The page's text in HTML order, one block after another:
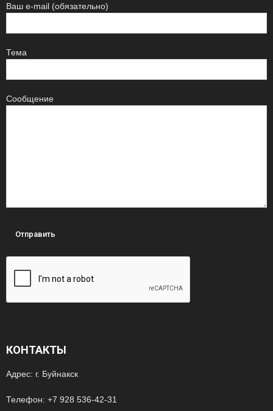
Ваш e-mail (обязательно)
Тема
Сообщение
КОНТАКТЫ
Адрес: г. Буйнакск
Телефон: +7 928 536-42-31